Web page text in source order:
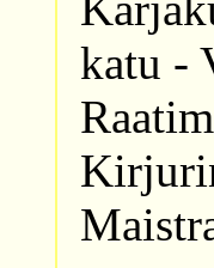
katu -